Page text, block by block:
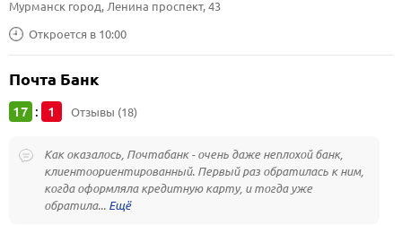
Откроется в 10:00
Мурманск город, Ленина проспект, 43
Почта Банк
17 : 1 Отзывы (18)
Как оказалось, Почтабанк - очень даже неплохой банк,
клиентоориентированный. Первый раз обратилась к ним,
когда оформляла кредитную карту, и тогда уже
обратила...